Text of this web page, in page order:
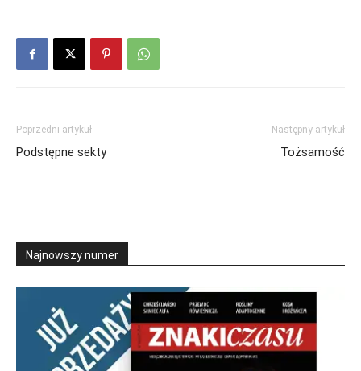
Poprzedni artykuł
Podstępne sekty
Następny artykuł
Tożsamość
Najnowszy numer